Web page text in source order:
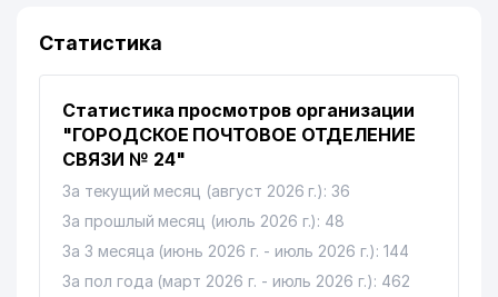
Статистика
Статистика просмотров организации
"ГОРОДСКОЕ ПОЧТОВОЕ ОТДЕЛЕНИЕ
СВЯЗИ № 24"
За текущий месяц (август 2026 г.): 36
За прошлый месяц (июль 2026 г.): 48
За 3 месяца (июнь 2026 г. - июль 2026 г.): 144
За пол года (март 2026 г. - июль 2026 г.): 462